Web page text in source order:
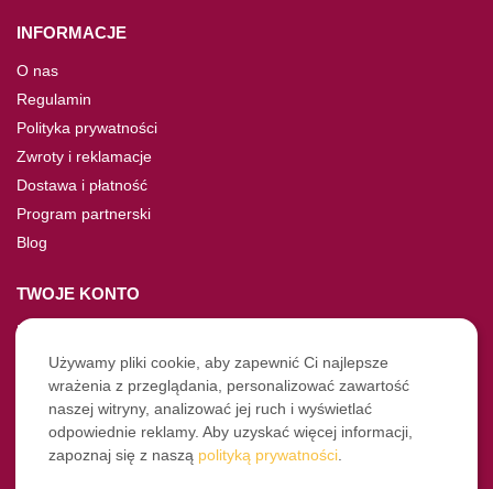
INFORMACJE
O nas
Regulamin
Polityka prywatności
Zwroty i reklamacje
Dostawa i płatność
Program partnerski
Blog
TWOJE KONTO
Moje konto
Nie pamiętasz hasła?
Twoje zamówienia
NASZE SOCIALE
Używamy pliki cookie, aby zapewnić Ci najlepsze
wrażenia z przeglądania, personalizować zawartość
naszej witryny, analizować jej ruch i wyświetlać
odpowiednie reklamy. Aby uzyskać więcej informacji,
zapoznaj się z naszą polityką prywatności